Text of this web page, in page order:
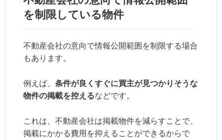
を制限している物件
不動産会社の意向で情報公開範囲を制限する場合
もあります。
例えば、 条件が良くすぐに買主が見つかりそうな
物件の掲載を控えるなどです。
これは、不動産会社は掲載物件を減らすことで、
掲載にかかる費用を抑えることができるからで